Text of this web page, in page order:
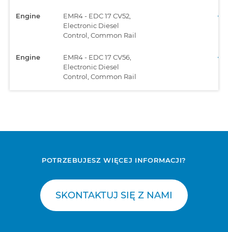
Engine
EMR4 - EDC 17 CV52,
Electronic Diesel
Control, Common Rail
Engine
EMR4 - EDC 17 CV56,
Electronic Diesel
Control, Common Rail
POTRZEBUJESZ WIĘCEJ INFORMACJI?
SKONTAKTUJ SIĘ Z NAMI